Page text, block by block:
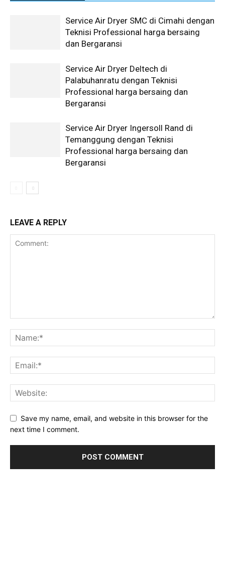
Service Air Dryer SMC di Cimahi dengan
Teknisi Professional harga bersaing
dan Bergaransi
Service Air Dryer Deltech di
Palabuhanratu dengan Teknisi
Professional harga bersaing dan
Bergaransi
Service Air Dryer Ingersoll Rand di
Temanggung dengan Teknisi
Professional harga bersaing dan
Bergaransi
LEAVE A REPLY
Save my name, email, and website in this browser for the
next time I comment.